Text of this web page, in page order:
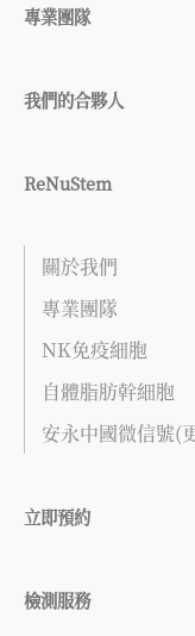
專業團隊
我們的合夥人
ReNuStem
關於我們
專業團隊
NK免疫細胞
自體脂肪幹細胞
安永中國微信號(
立即預約
檢測服務